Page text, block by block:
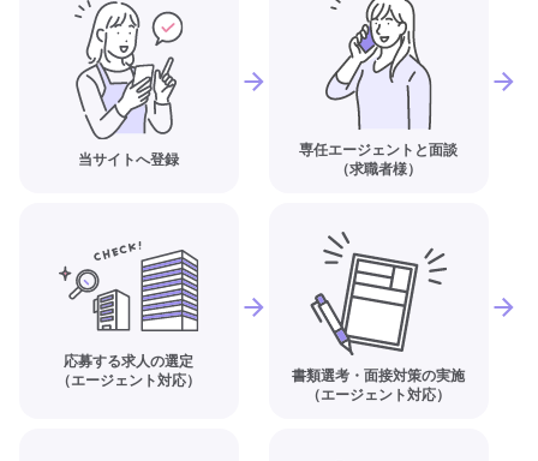
当サイトへ登録
専任エージェントと面談
（求職者様）
応募する求人の選定
（エージェント対応）
書類選考・面接対策の実施
（エージェント対応）